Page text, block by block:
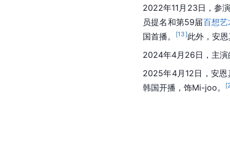
2022年11月23日，参
员提名和第59届百想
国首播。
[13]此外，安
2024年4月26日，主演
2025年4月12日，安
韩国开播，饰Mi-joo。
[